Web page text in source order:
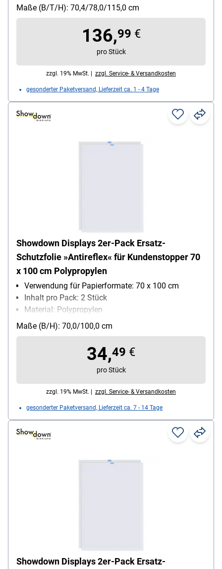
Maße (B/T/H): 70,4/78,0/115,0 cm
136,99 €
pro Stück
zzgl. 19% MwSt. | zzgl. Service- & Versandkosten
gesonderter Paketversand, Lieferzeit ca. 1 - 4 Tage
Showdown Displays 2er-Pack Ersatz-
Schutzfolie »Antireflex« für Kundenstopper 70
x 100 cm Polypropylen
Verwendung für Papierformate: 70 x 100 cm
Inhalt pro Pack: 2 Stück
Material: Polypropylen
Farbe: transparent
wieder ablösbar: Ja
Maße (B/H): 70,0/100,0 cm
34,49 €
pro Stück
zzgl. 19% MwSt. | zzgl. Service- & Versandkosten
gesonderter Paketversand, Lieferzeit ca. 7 - 14 Tage
Showdown Displays 2er-Pack Ersatz-